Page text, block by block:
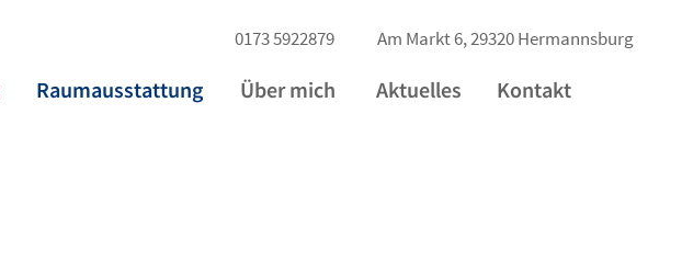
0173 5922879 Am Markt 6, 29320 Hermannsburg
Raumausstattung Über mich Aktuelles Kontakt